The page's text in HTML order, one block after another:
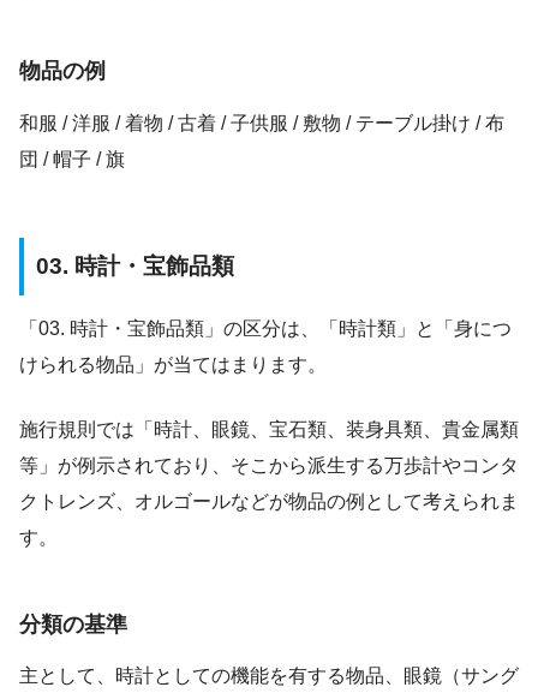
物品の例
和服 / 洋服 / 着物 / 古着 / 子供服 / 敷物 / テーブル掛け / 布
団 / 帽子 / 旗
03. 時計・宝飾品類
「03. 時計・宝飾品類」の区分は、「時計類」と「身につ
けられる物品」が当てはまります。
施行規則では「時計、眼鏡、宝石類、装身具類、貴金属類
等」が例示されており、そこから派生する万歩計やコンタ
クトレンズ、オルゴールなどが物品の例として考えられま
す。
分類の基準
主として、時計としての機能を有する物品、眼鏡（サング